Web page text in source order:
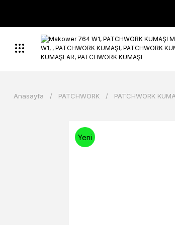
Anasayfa PATCHWORK PATCHWORK
Yeni